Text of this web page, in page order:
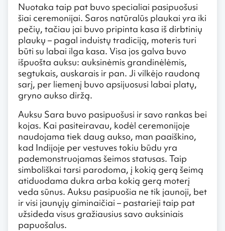
Nuotaka taip pat buvo specialiai pasipuošusi
šiai ceremonijai. Saros natūralūs plaukai yra iki
pečių, tačiau jai buvo pripinta kasa iš dirbtinių
plaukų – pagal induistų tradiciją, moteris turi
būti su labai ilga kasa. Visa jos galva buvo
išpuošta auksu: auksinėmis grandinėlėmis,
segtukais, auskarais ir pan. Ji vilkėjo raudoną
sarį, per liemenį buvo apsijuosusi labai platų,
gryno aukso diržą.
Auksu Sara buvo pasipuošusi ir savo rankas bei
kojas. Kai pasiteiravau, kodėl ceremonijoje
naudojama tiek daug aukso, man paaiškino,
kad Indijoje per vestuves tokiu būdu yra
pademonstruojamas šeimos statusas. Taip
simboliškai tarsi parodoma, į kokią gerą šeimą
atiduodama dukra arba kokią gerą moterį
veda sūnus. Auksu pasipuošia ne tik jaunoji, bet
ir visi jaunųjų giminaičiai – pastarieji taip pat
užsideda visus gražiausius savo auksiniais
papuošalus.